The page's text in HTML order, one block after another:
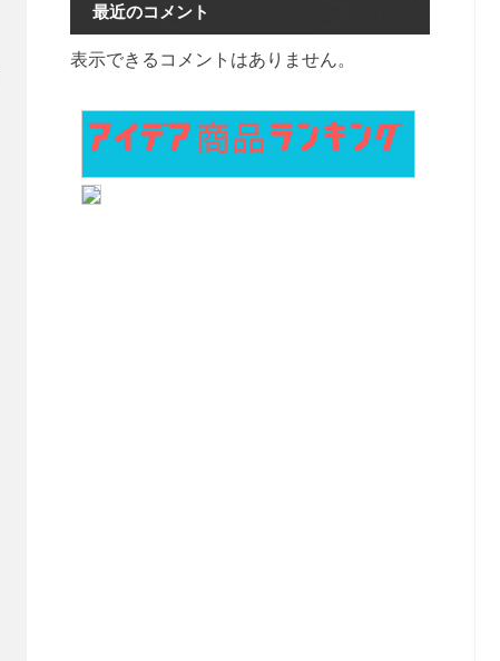
最近のコメント
表示できるコメントはありません。